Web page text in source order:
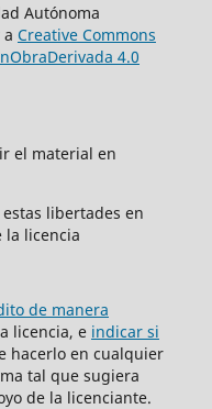
Autónoma
Creative Commons
4.0
el material en
libertades en
la licencia
de manera
licencia, e indicar si
hacerlo en cualquier
tal que sugiera
de la licenciante.